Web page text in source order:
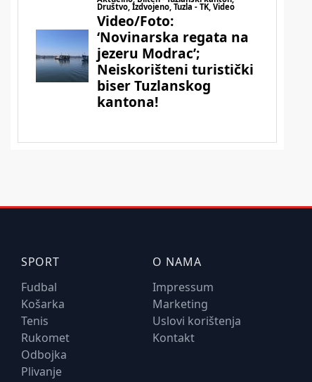
SPORT
Fudbal
Košarka
Tenis
Rukomet
Odbojka
Plivanje
O NAMA
Impressum
Marketing
Uslovi korištenja
Kontakt